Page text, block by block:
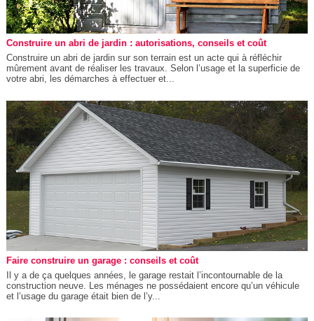
Construire un abri de jardin : autorisations, conseils et coût
Construire un abri de jardin sur son terrain est un acte qui à réfléchir
mûrement avant de réaliser les travaux. Selon l’usage et la superficie de
votre abri, les démarches à effectuer et...
Faire construire un garage : conseils et coût
Il y a de ça quelques années, le garage restait l’incontournable de la
construction neuve. Les ménages ne possédaient encore qu’un véhicule
et l’usage du garage était bien de l’y...